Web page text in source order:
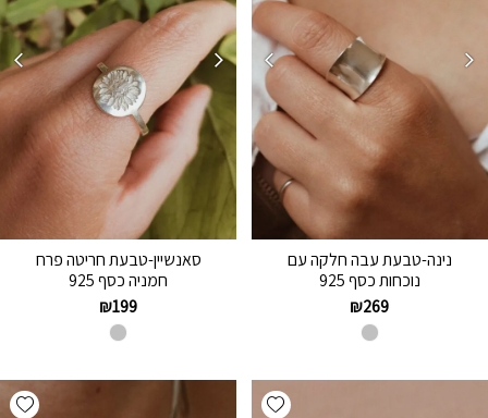
נינה-טבעת עבה חלקה עם
נוכחות כסף 925
₪269
סאנשיין-טבעת חריטה פרח
חמניה כסף 925
₪199
Add wishlist